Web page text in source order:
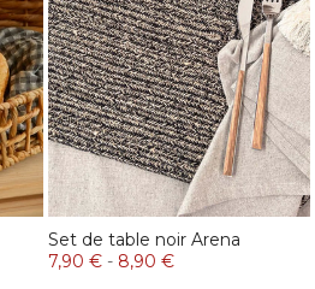
Set de table noir Arena
7,90 € - 8,90 €